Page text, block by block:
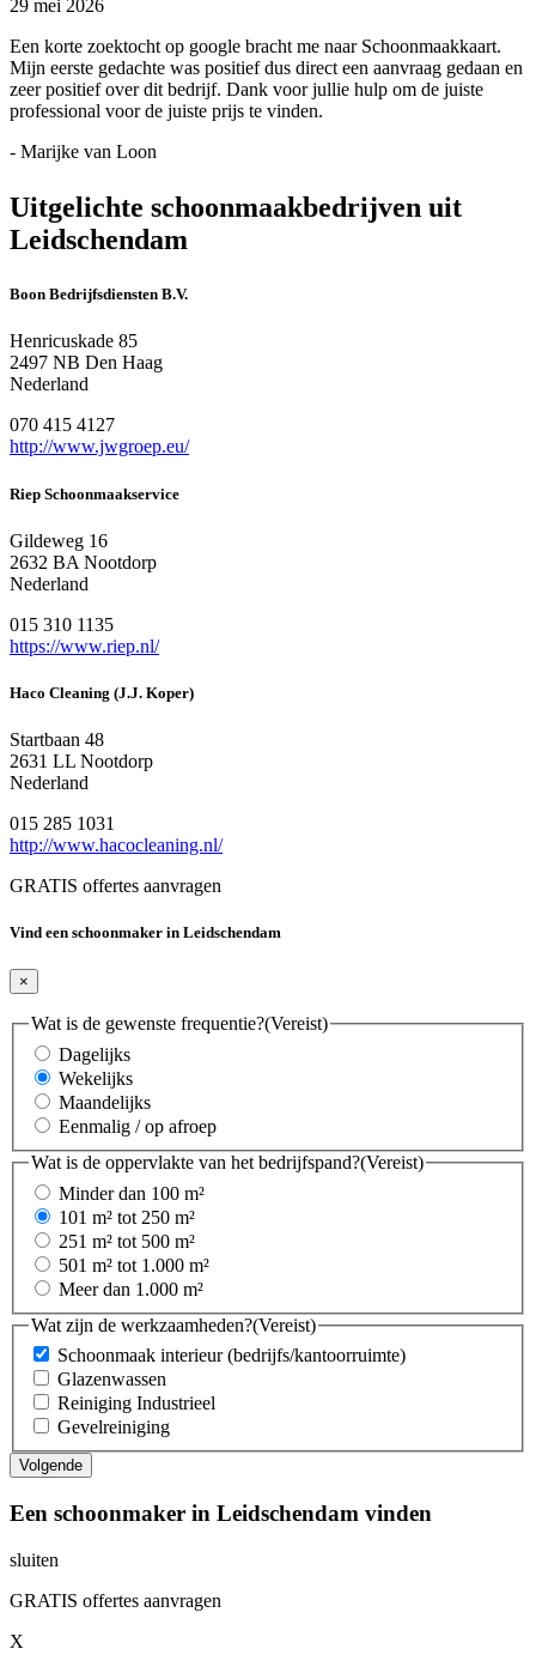
29 mei 2026
Een korte zoektocht op google bracht me naar Schoonmaakkaart.
Mijn eerste gedachte was positief dus direct een aanvraag gedaan en
zeer positief over dit bedrijf. Dank voor jullie hulp om de juiste
professional voor de juiste prijs te vinden.
- Marijke van Loon
Uitgelichte schoonmaakbedrijven uit
Leidschendam
Boon Bedrijfsdiensten B.V.
Henricuskade 85
2497 NB Den Haag
Nederland
070 415 4127
http://www.jwgroep.eu/
Riep Schoonmaakservice
Gildeweg 16
2632 BA Nootdorp
Nederland
015 310 1135
https://www.riep.nl/
Haco Cleaning (J.J. Koper)
Startbaan 48
2631 LL Nootdorp
Nederland
015 285 1031
http://www.hacocleaning.nl/
GRATIS offertes aanvragen
Vind een schoonmaker in Leidschendam
×
Wat is de gewenste frequentie?(Vereist)
Dagelijks
Wekelijks
Maandelijks
Eenmalig / op afroep
Wat is de oppervlakte van het bedrijfspand?(Vereist)
Minder dan 100 m²
101 m² tot 250 m²
251 m² tot 500 m²
501 m² tot 1.000 m²
Meer dan 1.000 m²
Wat zijn de werkzaamheden?(Vereist)
Schoonmaak interieur (bedrijfs/kantoorruimte)
Glazenwassen
Reiniging Industrieel
Gevelreiniging
Een schoonmaker in Leidschendam vinden
sluiten
GRATIS offertes aanvragen
X